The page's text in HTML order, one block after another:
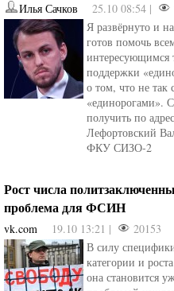
Илья Сачков 25.10 08:54 |
Я развёрнуто и
готов помочь
интересующимся
поддержки
о том, что не
«единорогами».
получить по
Лефортовский
ФКУ СИЗО-2
Рост числа
проблема для ФСИН
vk.com 19.10 13:21 |
20153
В силу
категории и
она становится